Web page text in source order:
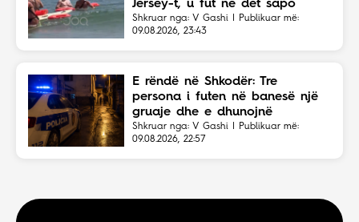
Jersey-t, u fut në det sapo
dëgjoi thirrjet për ndihmë
Shkruar nga: V Gashi | Publikuar më:
09.08.2026, 23:43
E rëndë në Shkodër: Tre
persona i futen në banesë një
gruaje dhe e dhunojnë
Shkruar nga: V Gashi | Publikuar më:
09.08.2026, 22:57